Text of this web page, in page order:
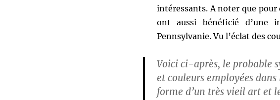
intéressants. A noter que
ont aussi bénéficié d’une
Pennsylvanie. Vu l’éclat des
Voici ci-après, le probable
et couleurs employées dans
forme d’un très vieil art et